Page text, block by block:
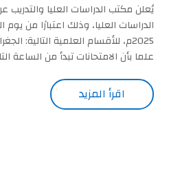
يُعلن مكتب الدراسات العليا والتدريب
2025م، للأقسام العلمية التالية:
علما بأن الامتحانات تبدأ من الساعة
اقرأ المزيد